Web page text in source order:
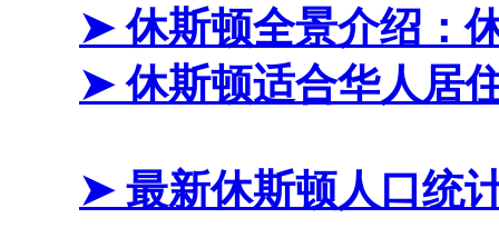
➤ 休斯顿全景介绍：
➤ 休斯顿适合华人居
➤ 最新休斯顿人口统